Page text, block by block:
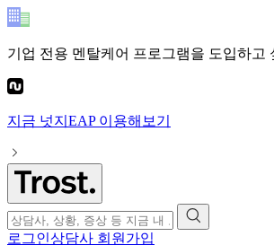
기업 전용 멘탈케어 프로그램을 도입하고
지금 넛지EAP이용해보기
로그인상담사 회원가입